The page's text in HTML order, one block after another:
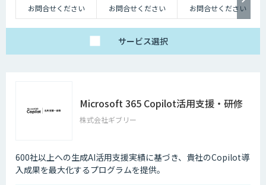
お問合せください
お問合せください お問合せください
サービス選択
Microsoft 365 Copilot活用支援・研修
株式会社ギブリー
600社以上への生成AI活用支援実績に基づき、貴社のCopilot導
入成果を最大化するプログラムを提供。